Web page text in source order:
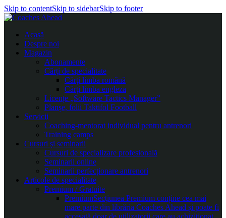
Skip to contentSkip to sidebarSkip to footer
Acasă
Despre noi
Magazin
Abonamente
Cărți de specialitate
Cărți limba română
Cărți limba engleza
Licențe „Software Tactics Manager”
Planșe, folii Taktifol Football
Servicii
Coaching-mentorat individual pentru antrenori
Training camps
Cursuri și seminarii
Cursuri de specializare profesională
Seminarii online
Seminarii perfecționare antrenori
Articole de specialitate
Premium / Gratuite
PremiumSecțiunea Premium conține cea mai
mare parte din librăria Coaches Ahead și poate fi
accesată doar de utilizatorii care au achiziționat